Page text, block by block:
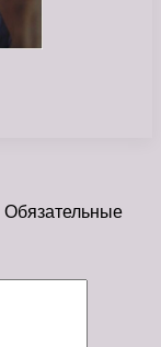
Обязательные